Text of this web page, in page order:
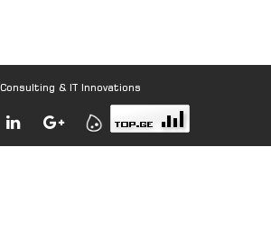
Consulting & IT Innovations